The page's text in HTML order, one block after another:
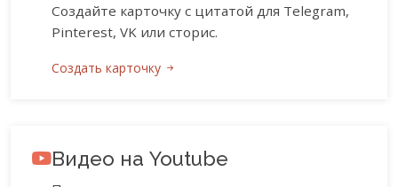
Создайте карточку с цитатой для Telegram,
Pinterest, VK или сторис.
Создать карточку
Видео на Youtube